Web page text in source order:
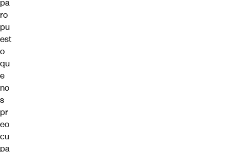
pa
ro
pu
est
o
qu
e
no
s
pr
eo
cu
pa